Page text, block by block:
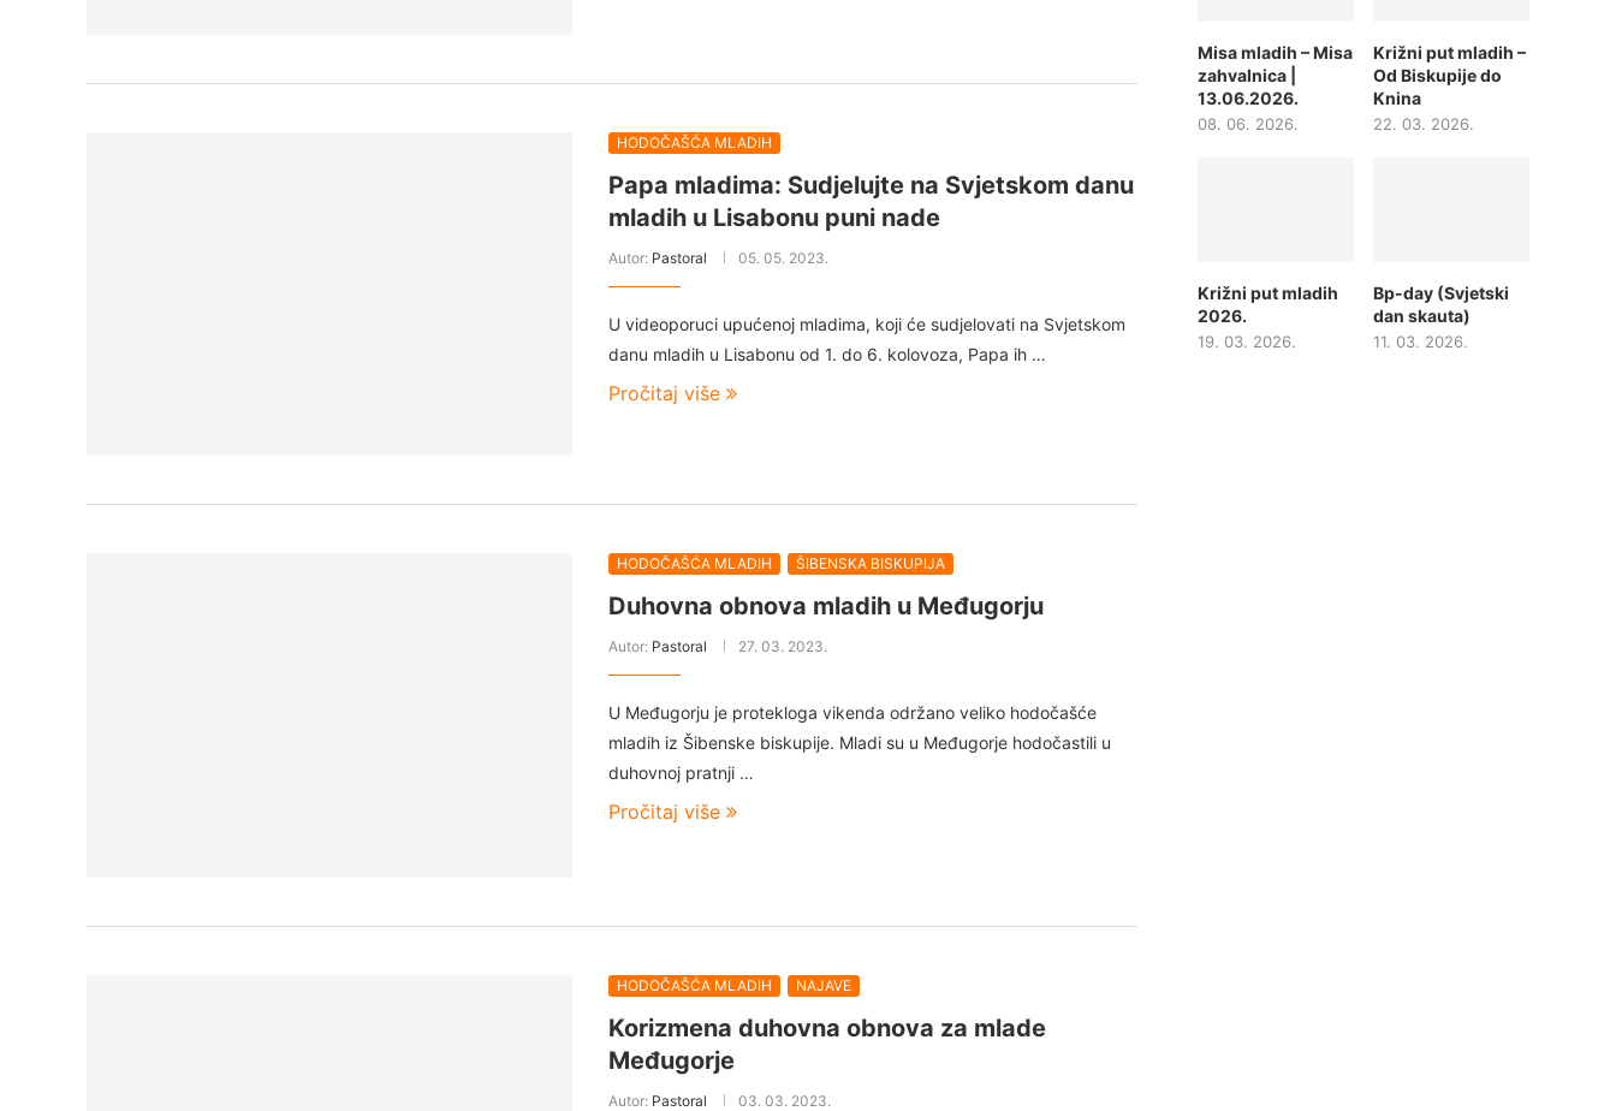
HODOČAŠĆA MLADIH
Papa mladima: Sudjelujte na Svjetskom danu
mladih u Lisabonu puni nade
Autor: Pastoral 05. 05. 2023.
U videoporuci upućenoj mladima, koji će sudjelovati na Svjetskom
danu mladih u Lisabonu od 1. do 6. kolovoza, Papa ih …
Pročitaj više
HODOČAŠĆA MLADIH ŠIBENSKA BISKUPIJA
Duhovna obnova mladih u Međugorju
Autor: Pastoral 27. 03. 2023.
U Međugorju je protekloga vikenda održano veliko hodočašće
mladih iz Šibenske biskupije. Mladi su u Međugorje hodočastili u
duhovnoj pratnji …
Pročitaj više
HODOČAŠĆA MLADIH NAJAVE
Korizmena duhovna obnova za mlade
Međugorje
Autor: Pastoral 03. 03. 2023.
Misa mladih – Misa
zahvalnica |
13.06.2026.
08. 06. 2026.
Križni put mladih –
Od Biskupije do
Knina
22. 03. 2026.
Križni put mladih
2026.
19. 03. 2026.
Bp-day (Svjetski
dan skauta)
11. 03. 2026.